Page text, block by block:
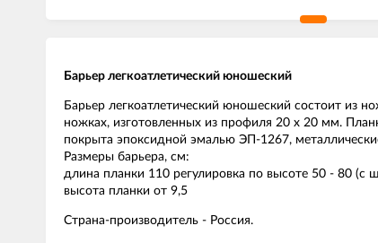
Барьер легкоатлетический юношеский
Барьер легкоатлетический юношеский состоит из
ножках, изготовленных из профиля 20 х 20 мм.
покрыта эпоксидной эмалью ЭП-1267,
Размеры барьера, см:
длина планки 110 регулировка по высоте 50 - 80 (с
высота планки от 9,5
Страна-производитель - Россия.